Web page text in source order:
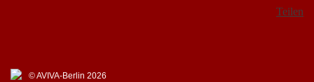
Teilen
© AVIVA-Berlin 2026